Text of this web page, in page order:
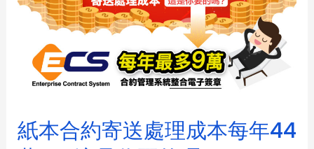
紙本合約寄送處理成本每年44